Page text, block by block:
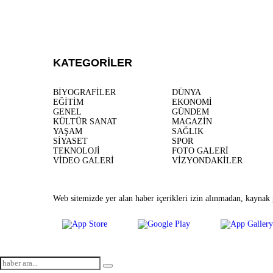
KATEGORİLER
BİYOGRAFİLER
DÜNYA
EĞİTİM
EKONOMİ
GENEL
GÜNDEM
KÜLTÜR SANAT
MAGAZİN
YAŞAM
SAĞLIK
SİYASET
SPOR
TEKNOLOJİ
FOTO GALERİ
VİDEO GALERİ
VİZYONDAKİLER
Web sitemizde yer alan haber içerikleri izin alınmadan,